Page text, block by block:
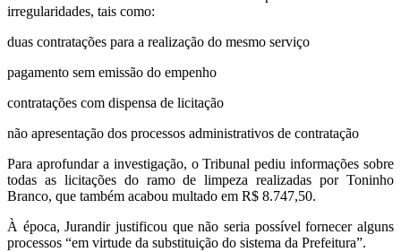
irregularidades, tais como:
duas contratações para a realização do mesmo serviço
pagamento sem emissão do empenho
contratações com dispensa de licitação
não apresentação dos processos administrativos de contratação
Para aprofundar a investigação, o Tribunal pediu informações sobre
todas as licitações do ramo de limpeza realizadas por Toninho
Branco, que também acabou multado em R$ 8.747,50.
À época, Jurandir justificou que não seria possível fornecer alguns
processos “em virtude da substituição do sistema da Prefeitura”.